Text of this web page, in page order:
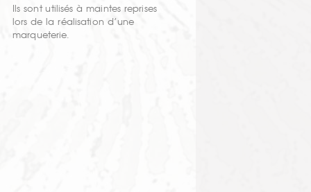
Ils sont utilisés à maintes reprises
lors de la réalisation d’une
marqueterie.